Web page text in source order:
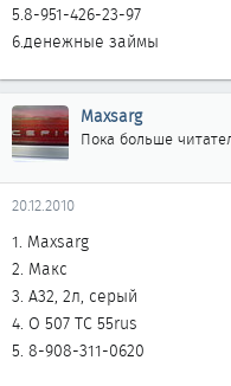
5.8-951-426-23-97
6.денежные займы
Maxsarg
Пока больше
20.12.2010
1. Maxsarg
2. Макс
3. A32, 2л, серый
4. О 507 ТС 55rus
5. 8-908-311-0620